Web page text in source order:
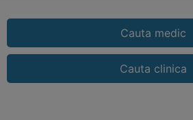
Cauta medic
Cauta clinica